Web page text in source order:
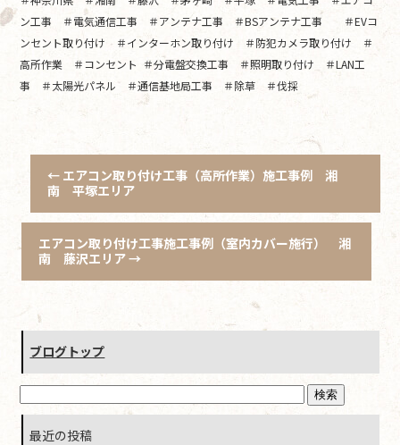
ン工事 ＃電気通信工事 ＃アンテナ工事 ＃BSアンテナ工事 ＃EVコ
ンセント取り付け ＃インターホン取り付け ＃防犯カメラ取り付け ＃
高所作業 ＃コンセント ＃分電盤交換工事 ＃照明取り付け ＃LAN工
事 ＃太陽光パネル ＃通信基地局工事 ＃除草 ＃伐採
← エアコン取り付け工事（高所作業）施工事例 湘
南 平塚エリア
エアコン取り付け工事施工事例（室内カバー施行） 湘
南 藤沢エリア→
ブログトップ
最近の投稿